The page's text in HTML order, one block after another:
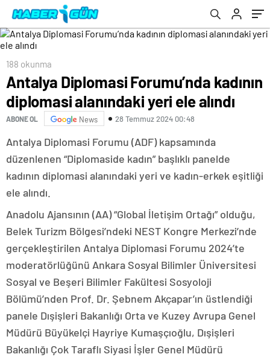
188 okunma
Antalya Diplomasi Forumu’nda kadının
diplomasi alanındaki yeri ele alındı
ABONE OL News 28 Temmuz 2024 00:48
Antalya Diplomasi Forumu (ADF) kapsamında
düzenlenen “Diplomaside kadın” başlıklı panelde
kadının diplomasi alanındaki yeri ve kadın-erkek eşitliği
ele alındı.
Anadolu Ajansının (AA) “Global İletişim Ortağı” olduğu,
Belek Turizm Bölgesi’ndeki NEST Kongre Merkezi’nde
gerçekleştirilen Antalya Diplomasi Forumu 2024’te
moderatörlüğünü Ankara Sosyal Bilimler Üniversitesi
Sosyal ve Beşeri Bilimler Fakültesi Sosyoloji
Bölümü’nden Prof. Dr. Şebnem Akçapar’ın üstlendiği
panele Dışişleri Bakanlığı Orta ve Kuzey Avrupa Genel
Müdürü Büyükelçi Hayriye Kumaşçıoğlu, Dışişleri
Bakanlığı Çok Taraflı Siyasi İşler Genel Müdürü